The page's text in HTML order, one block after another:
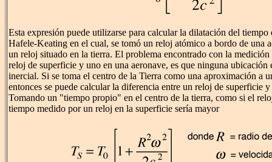
Esta expresión puede utilizarse para calcular la dilatación del tiempo
Hafele-Keating en el cual, se tomó un reloj atómico a bordo de una
un reloj situado en la tierra. El problema encontrado con la
reloj de superficie y uno en una aeronave, es que ninguna ubicación
inercial. Si se toma el centro de la Tierra como una aproximación a
entonces se puede calcular la diferencia entre un reloj de superficie
Tomando un "tiempo propio" en el centro de la tierra, como si el
tiempo medido por un reloj en la superficie sería mayor